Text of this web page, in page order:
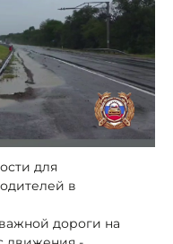
для
в
дороги на